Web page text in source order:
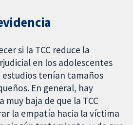
si la TCC reduce la
en los adolescentes
estudios tenían tamaños
En general, hay
muy baja de que la TCC
la empatía hacia la víctima